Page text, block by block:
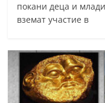
покани деца и
вземат участие в